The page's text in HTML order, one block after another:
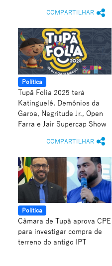
COMPARTILHAR
Política
Tupã Folia 2025 terá
Katinguelê, Demônios da
Garoa, Negritude Jr., Open
Farra e Jair Supercap Show
COMPARTILHAR
Política
Câmara de Tupã aprova CPE
para investigar compra de
terreno do antigo IPT